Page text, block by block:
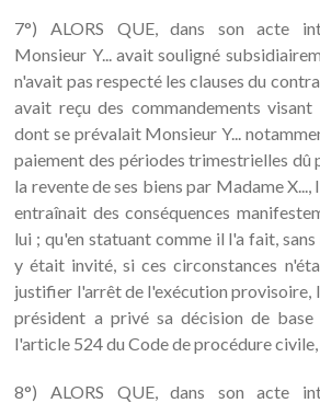
7°) ALORS QUE, dans son acte
Monsieur Y... avait souligné
n'avait pas respecté les clauses du
avait reçu des commandements
dont se prévalait Monsieur Y...
paiement des périodes trimestrielles dû
la revente de ses biens par Madame
entraînait des conséquences
lui ; qu'en statuant comme il l'a fait,
y était invité, si ces circonstances
justifier l'arrêt de l'exécution provisoire,
président a privé sa décision de
l'article 524 du Code de procédure civile,
8°) ALORS QUE, dans son acte